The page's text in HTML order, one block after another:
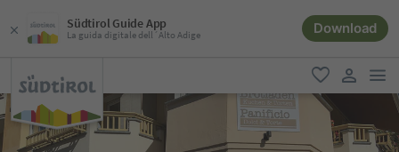
Südtirol Guide App
La guida digitale dell´Alto Adige Download
favoriti
user link